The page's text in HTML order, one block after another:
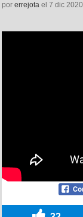
por errejota el 7 dic